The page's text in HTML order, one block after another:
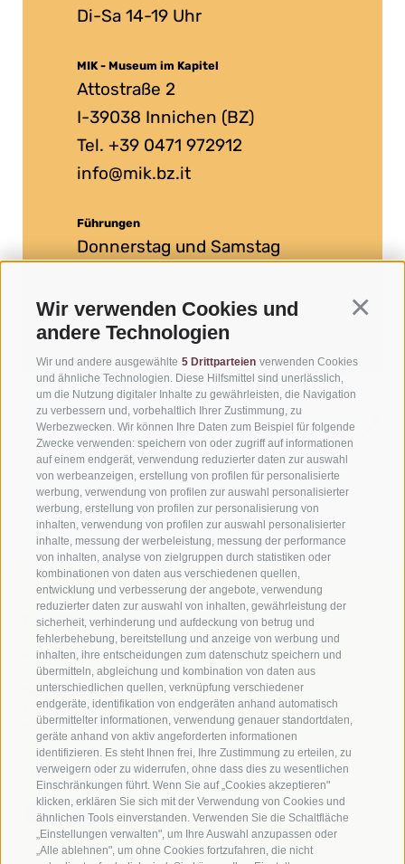
Wir verwenden Cookies und
andere Technologien
Wir und andere ausgewählte 5 Drittparteien verwenden Cookies
und ähnliche Technologien. Diese Hilfsmittel sind unerlässlich,
um die Nutzung digitaler Inhalte zu gewährleisten, die Navigation
zu verbessern und, vorbehaltlich Ihrer Zustimmung, zu
Werbezwecken. Wir können Ihre Daten zum Beispiel für folgende
Zwecke verwenden: speichern von oder zugriff auf informationen
auf einem endgerät, verwendung reduzierter daten zur auswahl
von werbeanzeigen, erstellung von profilen für personalisierte
werbung, verwendung von profilen zur auswahl personalisierter
werbung, erstellung von profilen zur personalisierung von
inhalten, verwendung von profilen zur auswahl personalisierter
inhalte, messung der werbeleistung, messung der performance
von inhalten, analyse von zielgruppen durch statistiken oder
kombinationen von daten aus verschiedenen quellen,
entwicklung und verbesserung der angebote, verwendung
reduzierter daten zur auswahl von inhalten, gewährleistung der
sicherheit, verhinderung und aufdeckung von betrug und
fehlerbehebung, bereitstellung und anzeige von werbung und
inhalten, ihre entscheidungen zum datenschutz speichern und
übermitteln, abgleichung und kombination von daten aus
unterschiedlichen quellen, verknüpfung verschiedener
endgeräte, identifikation von endgeräten anhand automatisch
übermittelter informationen, verwendung genauer standortdaten,
geräte anhand von aktiv angeforderten informationen
identifizieren. Es steht Ihnen frei, Ihre Zustimmung zu erteilen, zu
verweigern oder zu widerrufen, ohne dass dies zu wesentlichen
Einschränkungen führt. Wenn Sie auf „Cookies akzeptieren"
klicken, erklären Sie sich mit der Verwendung von Cookies und
ähnlichen Tools einverstanden. Verwenden Sie die Schaltfläche
„Einstellungen verwalten", um Ihre Auswahl anzupassen oder
„Alle ablehnen", um ohne Cookies fortzufahren, die nicht
Di-Sa 14-19 Uhr
MIK - Museum im Kapitel
Attostraße 2
I-39038 Innichen (BZ)
Tel. +39 0471 972912
info@mik.bz.it
Führungen
Donnerstag und Samstag
Eintrittspreis: 5 Euro,
Kinder bis 14 Jahre frei
BESUCH PLANEN
KURATORIUM STIFTSMUSEUM INNICHEN EO
Attostraße 2
I-39038 Innichen (BZ)
Tel.+39 0471 972912
info@mik.bz.it
St.-Nr. 01733530214
FOLLOW US